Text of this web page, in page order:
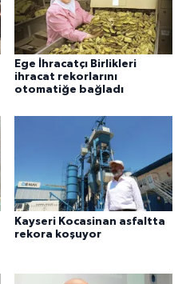
Ege İhracatçı Birlikleri
ihracat rekorlarını
otomatiğe bağladı
Kayseri Kocasinan asfaltta
rekora koşuyor